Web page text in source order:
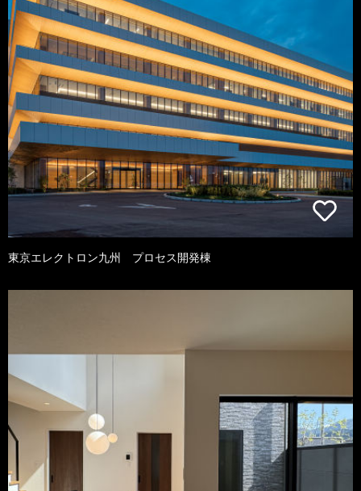
東京エレクトロン九州 プロセス開発棟